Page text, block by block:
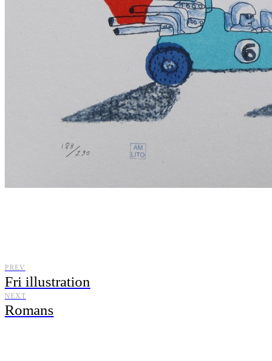
PREV
Fri illustration
NEXT
Romans